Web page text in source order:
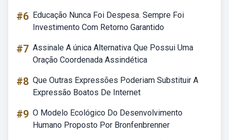
#6 Educação Nunca Foi Despesa. Sempre Foi
Investimento Com Retorno Garantido
#7 Assinale A única Alternativa Que Possui Uma
Oração Coordenada Assindética
#8 Que Outras Expressões Poderiam Substituir A
Expressão Boatos De Internet
#9 O Modelo Ecológico Do Desenvolvimento
Humano Proposto Por Bronfenbrenner